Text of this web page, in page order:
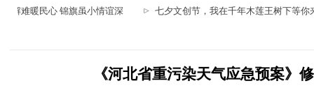
解难暖民心 锦旗虽小情谊深 七夕文创节，我在千年木莲王树下等你
《河北省重污染天气应急预案》